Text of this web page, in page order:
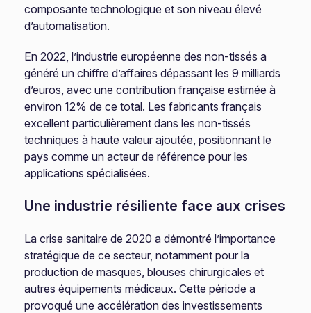
composante technologique et son niveau élevé
d’automatisation.
En 2022, l’industrie européenne des non-tissés a
généré un chiffre d’affaires dépassant les 9 milliards
d’euros, avec une contribution française estimée à
environ 12% de ce total. Les fabricants français
excellent particulièrement dans les non-tissés
techniques à haute valeur ajoutée, positionnant le
pays comme un acteur de référence pour les
applications spécialisées.
Une industrie résiliente face aux crises
La crise sanitaire de 2020 a démontré l’importance
stratégique de ce secteur, notamment pour la
production de masques, blouses chirurgicales et
autres équipements médicaux. Cette période a
provoqué une accélération des investissements